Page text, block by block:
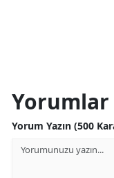
Yorumlar
Yorum Yazın (500